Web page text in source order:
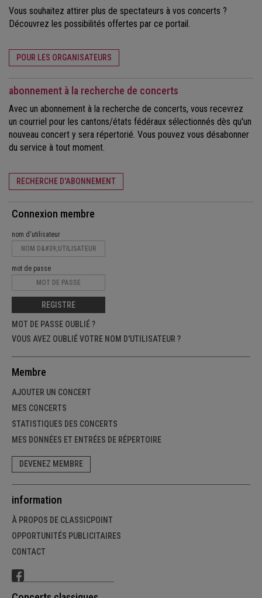
Vous souhaitez attirer plus de spectateurs à vos concerts ?
Découvrez les possibilités offertes par ce portail.
POUR LES ORGANISATEURS
abonnement à la recherche de concerts
Avec un abonnement à la recherche de concerts, vous recevrez
un courriel pour les cantons/états fédéraux sélectionnés dès qu'un
nouveau concert y sera répertorié. Vous pouvez vous désabonner
du service à tout moment.
RECHERCHE D'ABONNEMENT
Connexion membre
nom d'utilisateur
mot de passe
REGISTRE
MOT DE PASSE OUBLIÉ ?
VOUS AVEZ OUBLIÉ VOTRE NOM D'UTILISATEUR ?
Membre
AJOUTER UN CONCERT
MES CONCERTS
STATISTIQUES DES CONCERTS
MES DONNÉES ET ENTRÉES DE RÉPERTOIRE
DEVENEZ MEMBRE
information
À PROPOS DE CLASSICPOINT
OPPORTUNITÉS PUBLICITAIRES
CONTACT